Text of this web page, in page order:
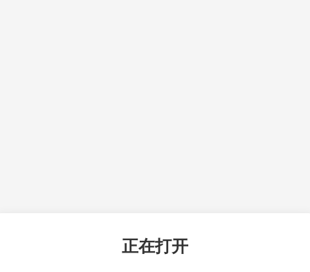
正在打开